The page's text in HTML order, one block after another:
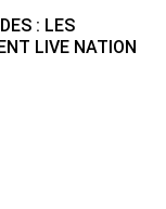
: LES
LIVE NATION